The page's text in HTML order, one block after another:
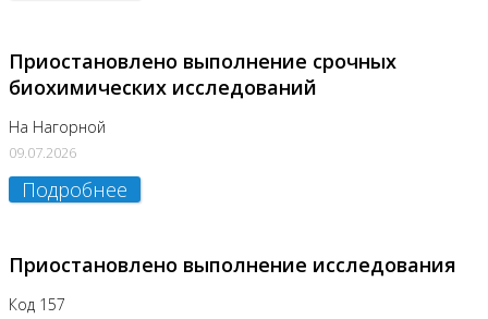
Приостановлено выполнение срочных
биохимических исследований
На Нагорной
09.07.2026
Подробнее
Приостановлено выполнение исследования
Код 157